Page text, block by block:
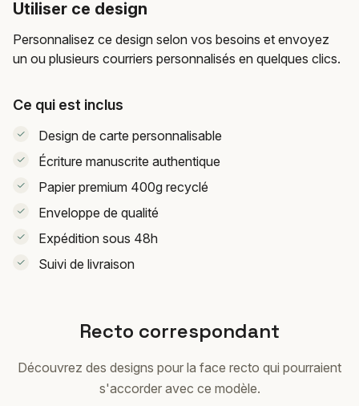
Utiliser ce design
Personnalisez ce design selon vos besoins et envoyez
un ou plusieurs courriers personnalisés en quelques clics.
Ce qui est inclus
Design de carte personnalisable
Écriture manuscrite authentique
Papier premium 400g recyclé
Enveloppe de qualité
Expédition sous 48h
Suivi de livraison
Recto correspondant
Découvrez des designs pour la face recto qui pourraient
s'accorder avec ce modèle.